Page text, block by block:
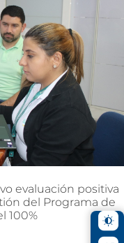
evaluación positiva
del Programa de
100%